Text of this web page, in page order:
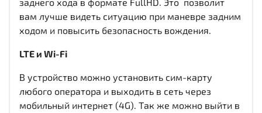
вам лучше видеть ситуацию при маневре задним
ходом и повысить безопасность вождения.
LTE и Wi-Fi
В устройство можно установить сим-карту
любого оператора и выходить в сеть через
мобильный интернет (4G). Так же можно выйти в